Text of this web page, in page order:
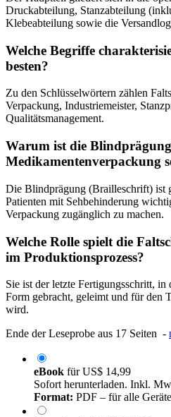
Druckabteilung, Stanzabteilung
Klebeabteilung sowie die
Welche Begriffe
besten?
Zu den Schlüsselwörtern zählen
Verpackung, Industriemeister,
Qualitätsmanagement.
Warum ist die
Medikamentenverpackung
Die Blindprägung (Brailleschrift) ist
Patienten mit Sehbehinderung
Verpackung zugänglich zu machen.
Welche Rolle spielt die
im Produktionsprozess?
Sie ist der letzte Fertigungsschritt, in
Form gebracht, geleimt und für den
wird.
Ende der Leseprobe aus 17 Seiten -
eBook fürUS$ 14,99
Sofort herunterladen. Inkl.
Format: PDF – für alle Geräte